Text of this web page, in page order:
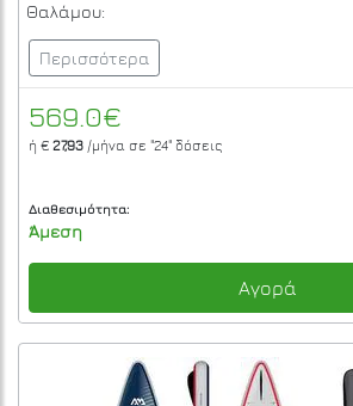
Θαλάμου:
Περισσότερα
569.0€
ή € 27,93 /μήνα σε "24" δόσεις
Διαθεσιμότητα:
Άμεση
Αγορά